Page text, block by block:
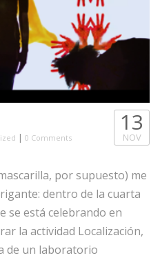
| 0 Comments
13
NOV
por supuesto) me
dentro de la cuarta
se está celebrando en
la actividad Localización,
de un laboratorio